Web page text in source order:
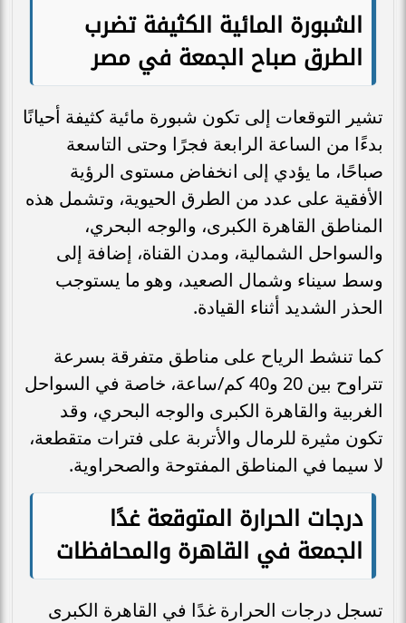
الشبورة المائية الكثيفة تضرب
الطرق صباح الجمعة في مصر
تشير التوقعات إلى تكون شبورة مائية كثيفة أحيانًا
بدءًا من الساعة الرابعة فجرًا وحتى التاسعة
صباحًا، ما يؤدي إلى انخفاض مستوى الرؤية
الأفقية على عدد من الطرق الحيوية، وتشمل هذه
المناطق القاهرة الكبرى، والوجه البحري،
والسواحل الشمالية، ومدن القناة، إضافة إلى
وسط سيناء وشمال الصعيد، وهو ما يستوجب
الحذر الشديد أثناء القيادة.
كما تنشط الرياح على مناطق متفرقة بسرعة
تتراوح بين 20 و40 كم/ساعة، خاصة في السواحل
الغربية والقاهرة الكبرى والوجه البحري، وقد
تكون مثيرة للرمال والأتربة على فترات متقطعة،
لا سيما في المناطق المفتوحة والصحراوية.
درجات الحرارة المتوقعة غدًا
الجمعة في القاهرة والمحافظات
تسجل درجات الحرارة غدًا في القاهرة الكبرى